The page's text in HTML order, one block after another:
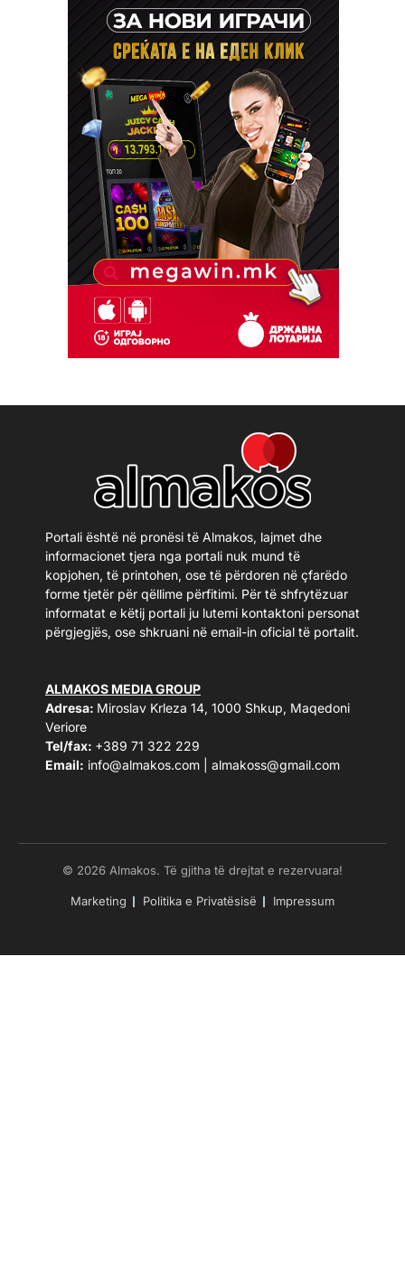
Portali është në pronësi të Almakos, lajmet dhe
informacionet tjera nga portali nuk mund të
kopjohen, të printohen, ose të përdoren në çfarëdo
forme tjetër për qëllime përfitimi. Për të shfrytëzuar
informatat e këtij portali ju lutemi kontaktoni personat
përgjegjës, ose shkruani në email-in oficial të portalit.
ALMAKOS MEDIA GROUP
Adresa: Miroslav Krleza 14, 1000 Shkup, Maqedoni
Veriore
Tel/fax: +389 71 322 229
Email: info@almakos.com almakoss@gmail.com
© 2026 Almakos. Të gjitha të drejtat e rezervuara!
Marketing Politika e Privatësisë Impressum